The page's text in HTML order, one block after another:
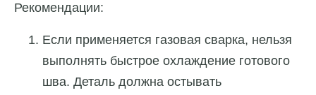
Рекомендации:
Если применяется газовая сварка, нельзя
выполнять быстрое охлаждение готового
шва. Деталь должна остывать